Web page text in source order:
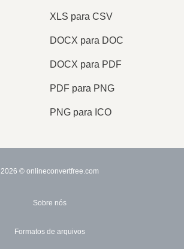
XLS para CSV
DOCX para DOC
DOCX para PDF
PDF para PNG
PNG para ICO
2026 © onlineconvertfree.com
Sobre nós
Formatos de arquivos